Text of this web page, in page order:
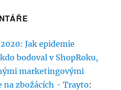
Jak epidemie
bodoval v ShopRoku,
marketingovými
na zbožácích - Trayto: